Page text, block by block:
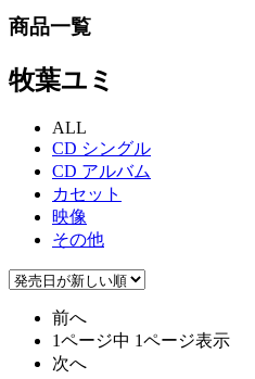
商品一覧
牧葉ユミ
ALL
CD シングル
CD アルバム
カセット
映像
その他
前へ
1ページ中 1ページ表示
次へ